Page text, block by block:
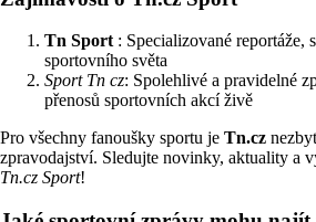
Tn Sport : Specializované reportáže,
sportovního světa
Sport Tn cz: Spolehlivé a pravidelné
přenosů sportovních akcí živě
Pro všechny fanoušky sportu je Tn.cz
zpravodajství. Sledujte novinky, aktuality a
Tn.cz Sport!